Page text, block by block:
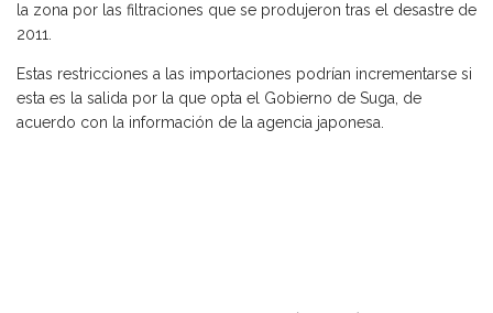
la zona por las filtraciones que se produjeron tras el desastre de
2011.
Estas restricciones a las importaciones podrían incrementarse si
esta es la salida por la que opta el Gobierno de Suga, de
acuerdo con la información de la agencia japonesa.